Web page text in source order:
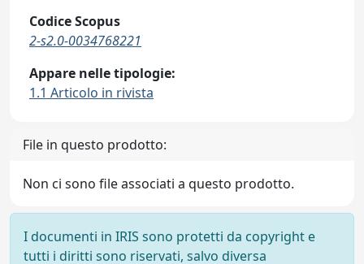
Codice Scopus
2-s2.0-0034768221
Appare nelle tipologie:
1.1 Articolo in rivista
File in questo prodotto:
Non ci sono file associati a questo prodotto.
I documenti in IRIS sono protetti da copyright e
tutti i diritti sono riservati, salvo diversa